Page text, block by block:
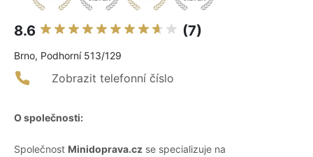
8.6 (7)
Brno, Podhorní 513/129
Zobrazit telefonní číslo
O společnosti:
Společnost Minidoprava.cz se specializuje na